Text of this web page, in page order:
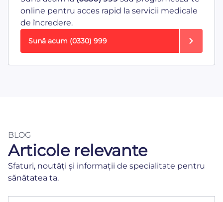
online pentru acces rapid la servicii medicale
de încredere.
Sună acum (0330) 999
BLOG
Articole relevante
Sfaturi, noutăți și informații de specialitate pentru
sănătatea ta.